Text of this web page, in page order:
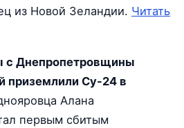
из Новой Зеландии. Читать
с Днепропетровщины
приземлили Су-24 в
Алана
первым сбитым